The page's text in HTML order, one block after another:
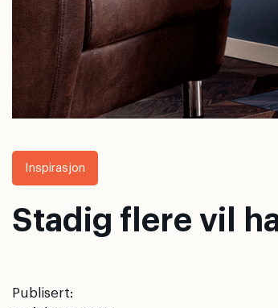
Inspirasjon
Stadig flere vil
Publisert: